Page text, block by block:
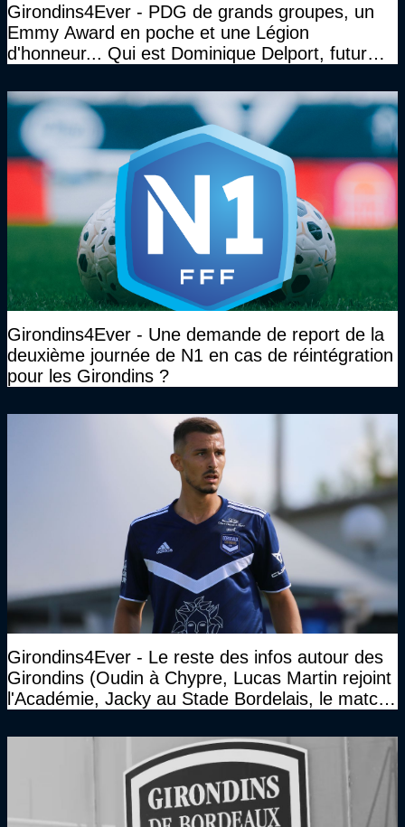
Girondins4Ever - PDG de grands groupes, un
Emmy Award en poche et une Légion
d'honneur... Qui est Dominique Delport, futur
Girondins4Ever - Une demande de report de la
deuxième journée de N1 en cas de réintégration
pour les Girondins ?
Girondins4Ever - Le reste des infos autour des
Girondins (Oudin à Chypre, Lucas Martin rejoint
l'Académie, Jacky au Stade Bordelais, le match